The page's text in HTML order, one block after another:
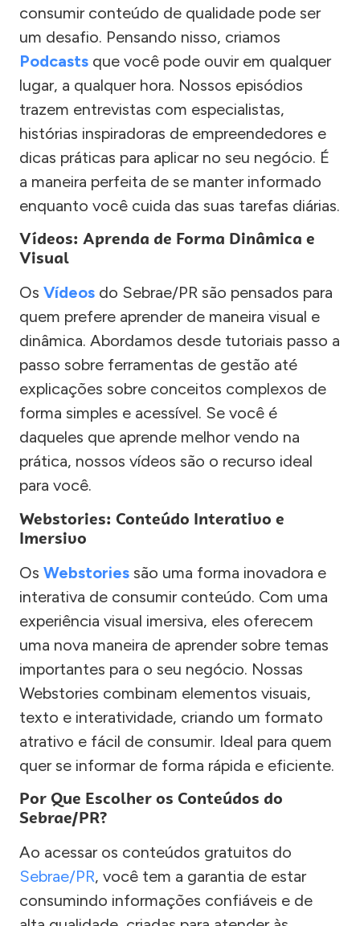
consumir conteúdo de qualidade pode ser
um desafio. Pensando nisso, criamos
Podcasts que você pode ouvir em qualquer
lugar, a qualquer hora. Nossos episódios
trazem entrevistas com especialistas,
histórias inspiradoras de empreendedores e
dicas práticas para aplicar no seu negócio. É
a maneira perfeita de se manter informado
enquanto você cuida das suas tarefas diárias.
Vídeos: Aprenda de Forma Dinâmica e
Visual
Os Vídeos do Sebrae/PR são pensados para
quem prefere aprender de maneira visual e
dinâmica. Abordamos desde tutoriais passo a
passo sobre ferramentas de gestão até
explicações sobre conceitos complexos de
forma simples e acessível. Se você é
daqueles que aprende melhor vendo na
prática, nossos vídeos são o recurso ideal
para você.
Webstories: Conteúdo Interativo e
Imersivo
Os Webstories são uma forma inovadora e
interativa de consumir conteúdo. Com uma
experiência visual imersiva, eles oferecem
uma nova maneira de aprender sobre temas
importantes para o seu negócio. Nossas
Webstories combinam elementos visuais,
texto e interatividade, criando um formato
atrativo e fácil de consumir. Ideal para quem
quer se informar de forma rápida e eficiente.
Por Que Escolher os Conteúdos do
Sebrae/PR?
Ao acessar os conteúdos gratuitos do
Sebrae/PR, você tem a garantia de estar
consumindo informações confiáveis e de